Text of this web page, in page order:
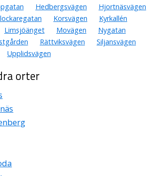
AB
Schwarcz Malmeström
Hedbergsvägen
Hjortnäsvägen
Korsvägen
Kyrkallén
Limsjöänget Movägen
Nygatan
Rättviksvägen
Siljansvägen
Upplidsvägen
orter